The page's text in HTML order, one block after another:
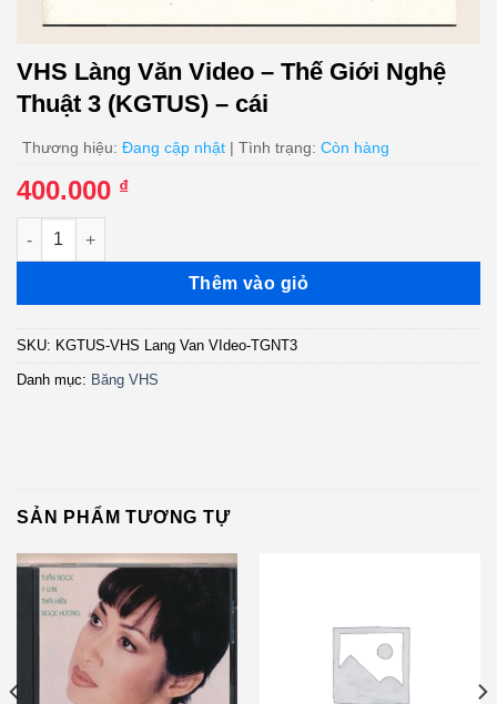
VHS Làng Văn Video – Thế Giới Nghệ
Thuật 3 (KGTUS) – cái
Thương hiệu: Đang cập nhật | Tình trạng: Còn hàng
400.000 ₫
VHS Làng Văn Video - Thế Giới Nghệ Thuật 3 (KGTUS) - cái số
Thêm vào giỏ
SKU: KGTUS-VHS Lang Van VIdeo-TGNT3
Danh mục: Băng VHS
SẢN PHẨM TƯƠNG TỰ